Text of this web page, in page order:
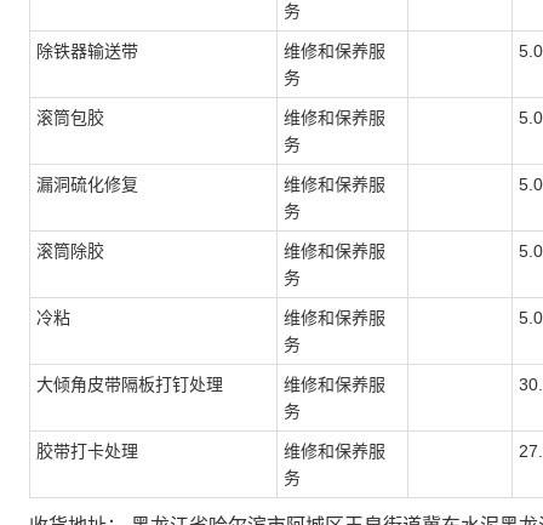
务
除铁器输送带
维修和保养服
务
滚筒包胶
维修和保养服
务
漏洞硫化修复
维修和保养服
务
滚筒除胶
维修和保养服
务
冷粘
维修和保养服
务
大倾角皮带隔板打钉处理
维修和保养服
务
胶带打卡处理
维修和保养服
务